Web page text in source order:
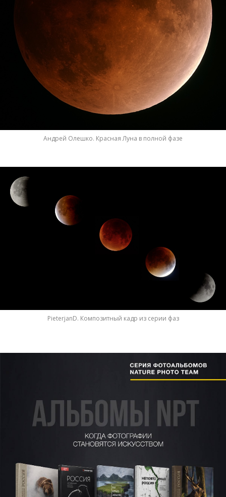
Андрей Олешко. Красная Луна в полной фазе
PieterjanD. Композитный кадр из серии фаз